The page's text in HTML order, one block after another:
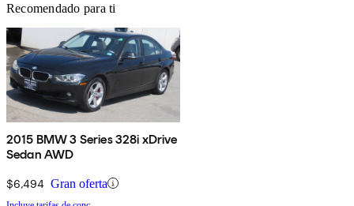
Recomendado para ti
2015 BMW 3 Series 328i xDrive
Sedan AWD
$6,494 Gran oferta